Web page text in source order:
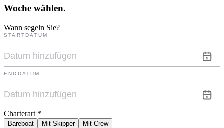
Woche wählen.
Wann segeln Sie?
STARTDATUM
ENDDATUM
Charterart *
Bareboat Mit Skipper
Mit Crew